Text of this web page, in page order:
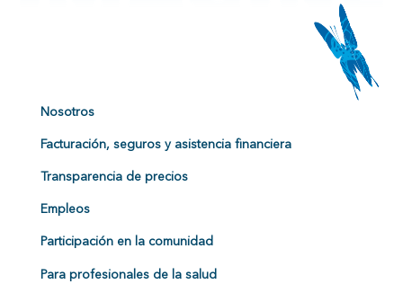
Nosotros
Facturación, seguros y asistencia financiera
Transparencia de precios
Empleos
Participación en la comunidad
Para profesionales de la salud